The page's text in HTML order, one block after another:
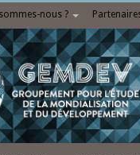
nous ?